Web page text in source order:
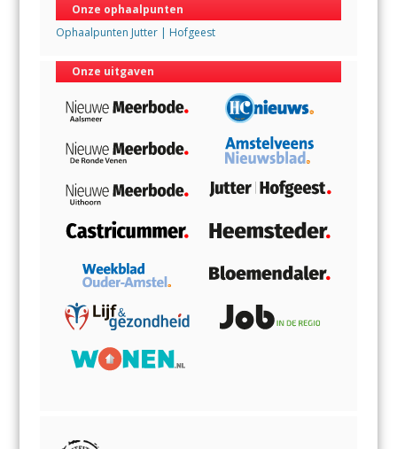
Onze ophaalpunten
Ophaalpunten Jutter | Hofgeest
Onze uitgaven